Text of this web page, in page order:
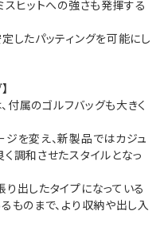
スヒットへの強さも発揮する
したパッティングを可能にし
付属のゴルフバッグも大きく
を変え、新製品ではカジュ
調和させたスタイルとなっ
出したタイプになっている
ものまで、より収納や出し入